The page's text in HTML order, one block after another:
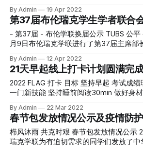
介 布伦瑞克中国学生学者联合会是注册在布伦瑞克工业大学
的一个公益性、志愿性、服务性、非政治
学生学者社团，并受中国驻德国大使馆、
布伦瑞克地区各
直接加入在线直播间。 而已经到达布伦瑞克的同学也可以点
击下方链接报名到现场参加新生会，更好
结识新的小伙伴。（仅线下参加者需要报名） 1 新生
线上参会 直播开始时间：2022年04月23日德国时间13：00
项： 1.请提前10分钟复制链接到网页，输入本人真实姓名进入
线上会议室； 2.活动过程中请保持麦克风关闭状态，退出时请
分享布伦学业信息、留德生活经验；与
习和生活。 新生会信息 线上参会 直播开始时间： 2022年4月23日德国时间13：00 直播地
址：见后续通知 线下参会 开始时间： 2022年4月23日德国时间13：00 (请大家提前20分钟
入场) 会议地点：PK4.3 (Pockelsstraße 4) 报名方式 请要参加线下新生会的同学填写报名
https://docs.google.com/forms/d/e/
B0g-QiwpxrcXXrQ/viewform?usp=sf_
By Admin 19 Apr 2022
第37届布伦瑞克学生学者联合
- 第37届 - 布伦学联换届公示 TUBS 公平 公正 公开 2022年4
月9日布伦瑞克学联进行了第37届主席部
票等环节，换届活动圆满完成。 现公示新一届主席部长团人
员名单： 主席:于晨 顾问:蒋竺轩(财务负责人) 办公室主任:李
康诚 外联部部长:刘兴杨 外联部副部长:蔡竞洁 宣传部部长:张
诗蕊 宣传部副部长:邓翔天 文体部部长:段书威 文体部副部长:
了祝贺。 她细数过去一年多来学联在面对疫情等全新挑战下
的积极应对方案和适应疫情常态化下举办
无论是雪中送炭，为同学们多次分发抗疫
同学送物资和药品；还是锦上添花，举办
By Admin 12 Apr 2022
21天早起线上打卡计划圆满完
2022 FLAG 打卡 目标 坚持早起 考试成绩理想 早睡早起 学习
一门新技能 坚持睡前阅读30min 做好身材管理 学会理财，坚
经圆满完成了！ 在这过去的21天里，共有七十多位同学参与
其中，以微信小程序分享照片的形式，完
每天从早晨七点开始便有同学早起分享自
有超过一半的同学都坚持到了两周以上，
By Admin 22 Mar 2022
春节包发放情况公示及疫情防
栉风沐雨 共克时艰 春节包发放情况公示 2022年1月27日布伦
瑞克学联为有迫切需求的同学们发放了中